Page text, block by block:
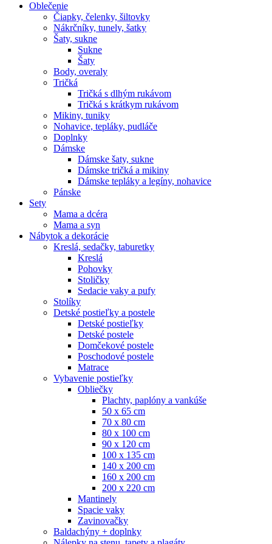
Oblečenie
Čiapky, čelenky, šiltovky
Nákrčníky, tunely, šatky
Šaty, sukne
Sukne
Šaty
Body, overaly
Tričká
Tričká s dlhým rukávom
Tričká s krátkym rukávom
Mikiny, tuniky
Nohavice, tepláky, pudláče
Doplnky
Dámske
Dámske šaty, sukne
Dámske tričká a mikiny
Dámske tepláky a legíny, nohavice
Pánske
Sety
Mama a dcéra
Mama a syn
Nábytok a dekorácie
Kreslá, sedačky, taburetky
Kreslá
Pohovky
Stoličky
Sedacie vaky a pufy
Stolíky
Detské postieľky a postele
Detské postieľky
Detské postele
Domčekové postele
Poschodové postele
Matrace
Vybavenie postieľky
Obliečky
Plachty, paplóny a vankúše
50 x 65 cm
70 x 80 cm
80 x 100 cm
90 x 120 cm
100 x 135 cm
140 x 200 cm
160 x 200 cm
200 x 220 cm
Mantinely
Spacie vaky
Zavinovačky
Baldachýny + doplnky